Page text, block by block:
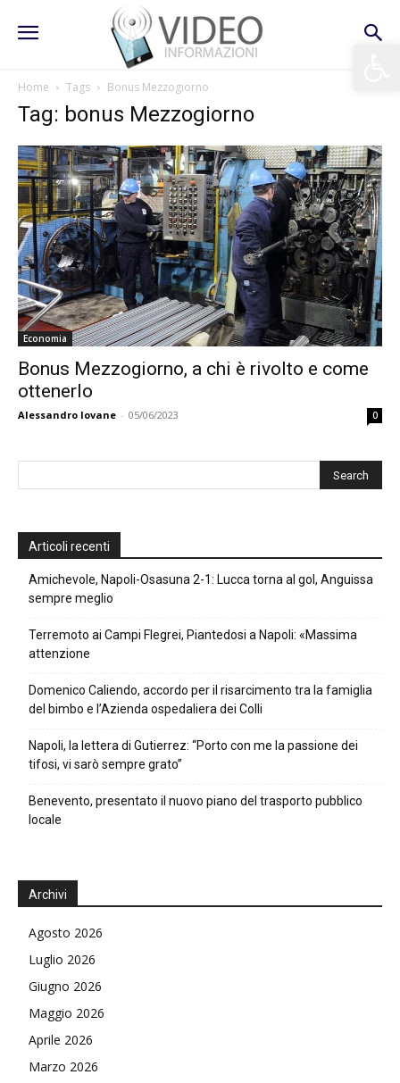
Home Tags Bonus Mezzogiorno
Tag: bonus Mezzogiorno
Economia
Bonus Mezzogiorno, a chi è rivolto e come
ottenerlo
Alessandro Iovane - 05/06/2023 0
Articoli recenti
Amichevole, Napoli-Osasuna 2-1: Lucca torna al gol, Anguissa
sempre meglio
Terremoto ai Campi Flegrei, Piantedosi a Napoli: «Massima
attenzione
Domenico Caliendo, accordo per il risarcimento tra la famiglia
del bimbo e l’Azienda ospedaliera dei Colli
Napoli, la lettera di Gutierrez: “Porto con me la passione dei
tifosi, vi sarò sempre grato”
Benevento, presentato il nuovo piano del trasporto pubblico
locale
Archivi
Agosto 2026
Luglio 2026
Giugno 2026
Maggio 2026
Aprile 2026
Marzo 2026